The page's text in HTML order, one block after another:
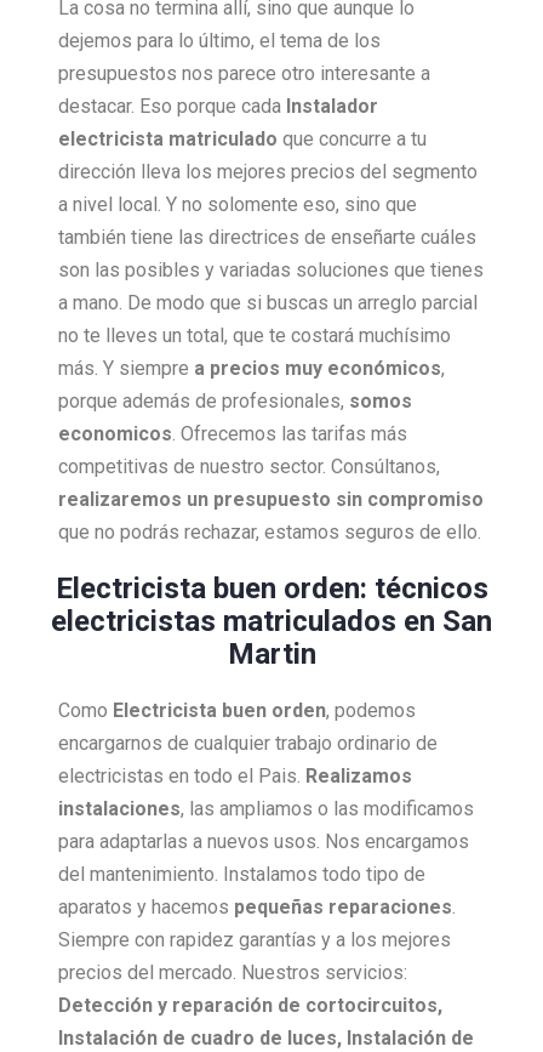
La cosa no termina allí, sino que aunque lo
dejemos para lo último, el tema de los
presupuestos nos parece otro interesante a
destacar. Eso porque cada Instalador
electricista matriculado que concurre a tu
dirección lleva los mejores precios del segmento
a nivel local. Y no solomente eso, sino que
también tiene las directrices de enseñarte cuáles
son las posibles y variadas soluciones que tienes
a mano. De modo que si buscas un arreglo parcial
no te lleves un total, que te costará muchísimo
más. Y siempre a precios muy económicos,
porque además de profesionales, somos
economicos . Ofrecemos las tarifas más
competitivas de nuestro sector. Consúltanos,
realizaremos un presupuesto sin compromiso
que no podrás rechazar, estamos seguros de ello.
Electricista buen orden: técnicos
electricistas matriculados en San
Martin
Como Electricista buen orden, podemos
encargarnos de cualquier trabajo ordinario de
electricistas en todo el Pais. Realizamos
instalaciones, las ampliamos o las modificamos
para adaptarlas a nuevos usos. Nos encargamos
del mantenimiento. Instalamos todo tipo de
aparatos y hacemos pequeñas reparaciones.
Siempre con rapidez garantías y a los mejores
precios del mercado. Nuestros servicios:
Detección y reparación de cortocircuitos,
Instalación de cuadro de luces, Instalación de